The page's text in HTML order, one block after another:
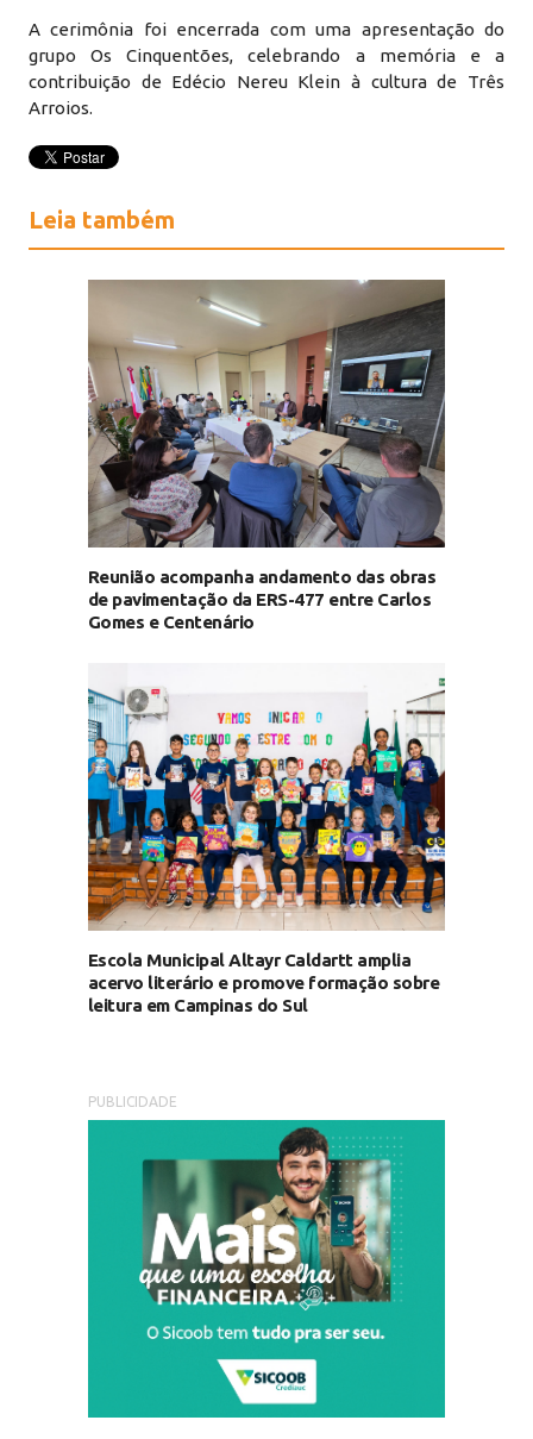
A cerimônia foi encerrada com uma apresentação do
grupo Os Cinquentões, celebrando a memória e a
contribuição de Edécio Nereu Klein à cultura de Três
Arroios.
Leia também
Reunião acompanha andamento das obras
de pavimentação da ERS-477 entre Carlos
Gomes e Centenário
Escola Municipal Altayr Caldartt amplia
acervo literário e promove formação sobre
leitura em Campinas do Sul
PUBLICIDADE